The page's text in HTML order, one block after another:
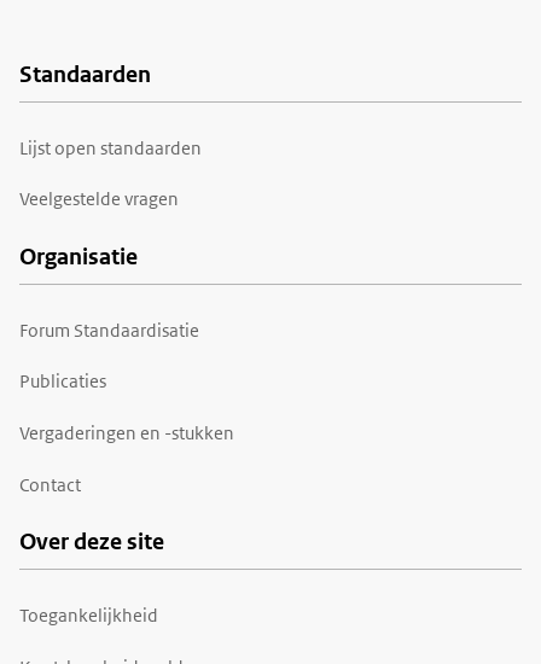
Voet
Standaarden
Lijst open standaarden
Veelgestelde vragen
Organisatie
Forum Standaardisatie
Publicaties
Vergaderingen en -stukken
Contact
Over deze site
Toegankelijkheid